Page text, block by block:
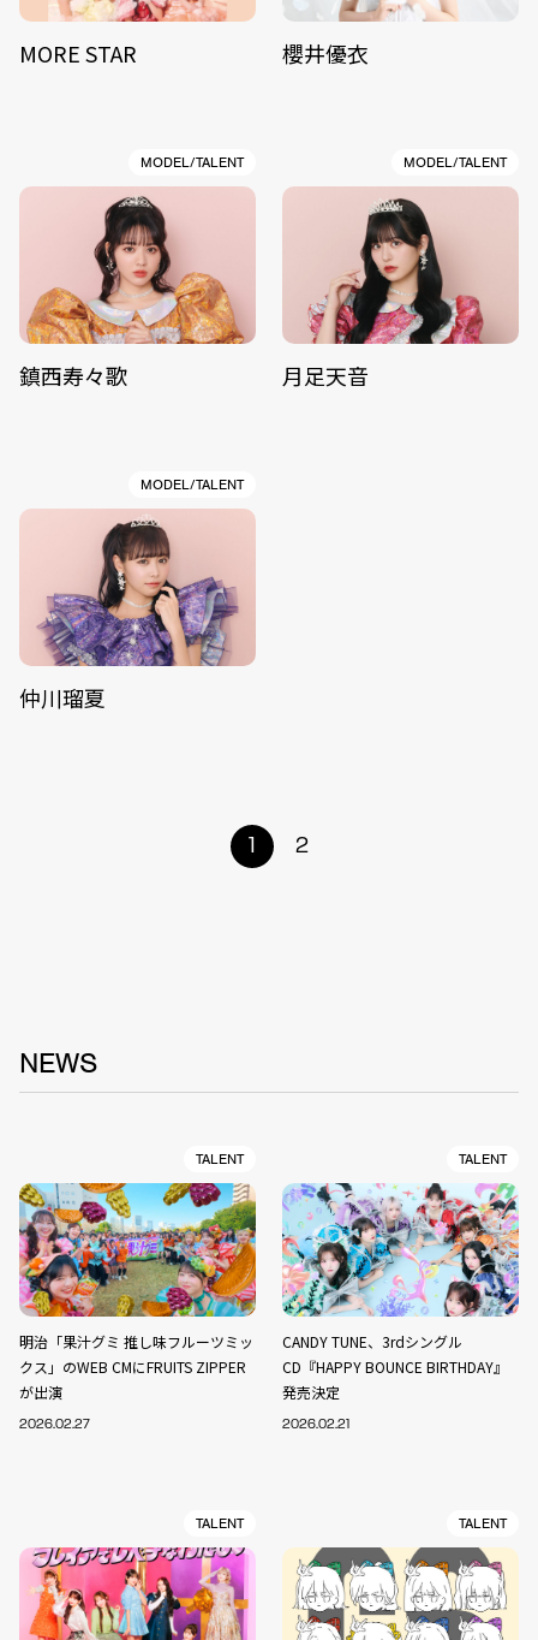
MORE STAR 櫻井優衣
MODEL/TALENT
鎮西寿々歌
MODEL/TALENT
月足天音
MODEL/TALENT
仲川瑠夏
1 2
NEWS
TALENT
明治「果汁グミ 推し味フルーツミッ
クス」のWEB CMにFRUITS ZIPPER
が出演
2026.02.27
TALENT
CANDY TUNE、3rdシングル
CD『HAPPY BOUNCE BIRTHDAY』
発売決定
2026.02.21
TALENT TALENT